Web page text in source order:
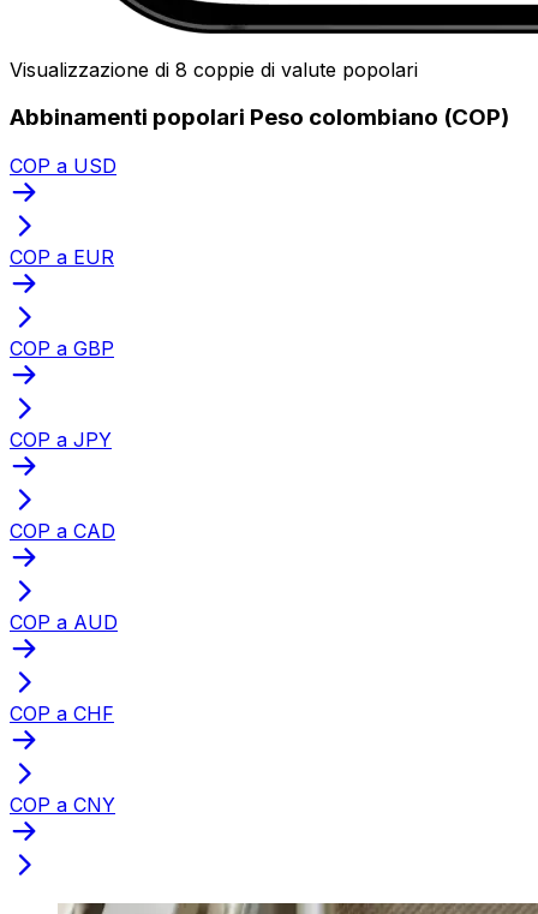
Visualizzazione di 8 coppie di valute popolari
Abbinamenti popolari Peso colombiano (COP)
COP a USD
COP a EUR
COP a GBP
COP a JPY
COP a CAD
COP a AUD
COP a CHF
COP a CNY